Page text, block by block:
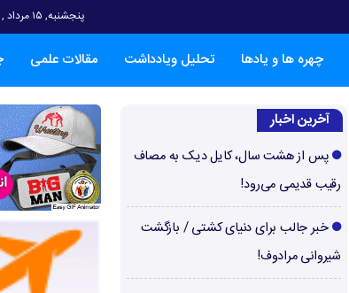
پنجشنبه, ۱۵ مرداد , ۱۴۰۵
چهره ها و یادها تحلیل ویادداشت مقالات علمی
آخرین اخبار
پس از هشت سال، کایل دیک به مصاف
رقیب قدیمی می‌رود!
خبر جالب برای دنیای کشتی / بازگشت
شیروانی مرادوف!